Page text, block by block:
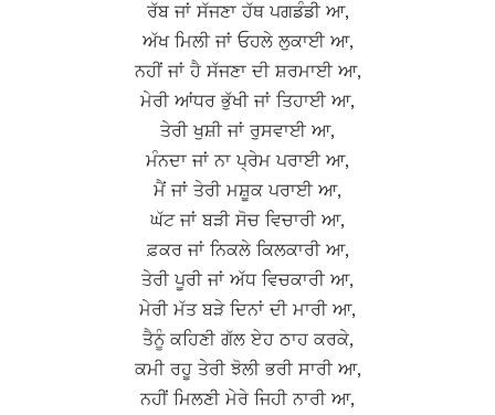
ਰੱਬ ਜਾਂ ਸੱਜਣਾ ਹੱਥ ਪਗਡੰਡੀ ਆ,
ਅੱਖ ਮਿਲੀ ਜਾਂ ਓਹਲੇ ਲੁਕਾਈ ਆ,
ਨਹੀਂ ਜਾਂ ਹੈ ਸੱਜਣਾ ਦੀ ਸ਼ਰਮਾਈ ਆ,
ਮੇਰੀ ਆਂਧਰ ਭੁੱਖੀ ਜਾਂ ਤਿਹਾਈ ਆ,
ਤੇਰੀ ਖੁਸ਼ੀ ਜਾਂ ਰੁਸਵਾਈ ਆ,
ਮੰਨਦਾ ਜਾਂ ਨਾ ਪ੍ਰੇਮ ਪਰਾਈ ਆ,
ਮੈਂ ਜਾਂ ਤੇਰੀ ਮਸ਼ੂਕ ਪਰਾਈ ਆ,
ਘੱਟ ਜਾਂ ਬੜੀ ਸੋਚ ਵਿਚਾਰੀ ਆ,
ਫ਼ਕਰ ਜਾਂ ਨਿਕਲੇ ਕਿਲਕਾਰੀ ਆ,
ਤੇਰੀ ਪੂਰੀ ਜਾਂ ਅੱਧ ਵਿਚਕਾਰੀ ਆ,
ਮੇਰੀ ਮੱਤ ਬੜੇ ਦਿਨਾਂ ਦੀ ਮਾਰੀ ਆ,
ਤੈਨੂੰ ਕਹਿਣੀ ਗੱਲ ਏਹ ਠਾਹ ਕਰਕੇ,
ਕਮੀ ਰਹੂ ਤੇਰੀ ਝੋਲੀ ਭਰੀ ਸਾਰੀ ਆ,
ਨਹੀਂ ਮਿਲਣੀ ਮੇਰੇ ਜਿਹੀ ਨਾਰੀ ਆ,